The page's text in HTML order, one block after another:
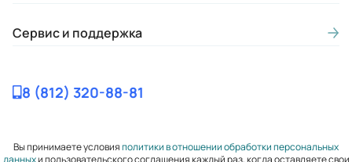
Сервис и поддержка
8 (812) 320-88-81
Вы принимаете условияполитики в отношении обработки персональных
данныхи пользовательского соглашения каждый раз, когда оставляете свои